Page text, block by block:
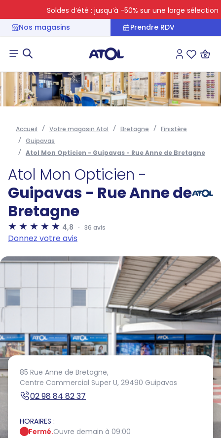
Soldes d’été : jusqu’à -50% sur une large sélection
Nos magasins
Prendre RDV
Connexion
Accueil Votre magasin Atol Bretagne
Finistère
Guipavas
Atol Mon Opticien - Guipavas - Rue Anne de Bretagne
Atol Mon Opticien -
Guipavas - Rue Anne de
Bretagne
4,8 36 avis
Donnez votre avis
85 Rue Anne de Bretagne,
Centre Commercial Super U, 29490 Guipavas
02 98 84 82 37
HORAIRES :
Fermé.Ouvre demain à 09:00